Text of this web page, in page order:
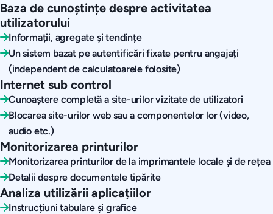
Baza de cunoștințe despre activitatea
utilizatorului
Informații, agregate și tendințe
Un sistem bazat pe autentificări fixate pentru angajați
(independent de calculatoarele folosite)
Internet sub control
Cunoaștere completă a site-urilor vizitate de utilizatori
Blocarea site-urilor web sau a componentelor lor (video,
audio etc.)
Monitorizarea printurilor
Monitorizarea printurilor de la imprimantele locale și de rețea
Detalii despre documentele tipărite
Analiza utilizării aplicațiilor
Instrucțiuni tabulare și grafice